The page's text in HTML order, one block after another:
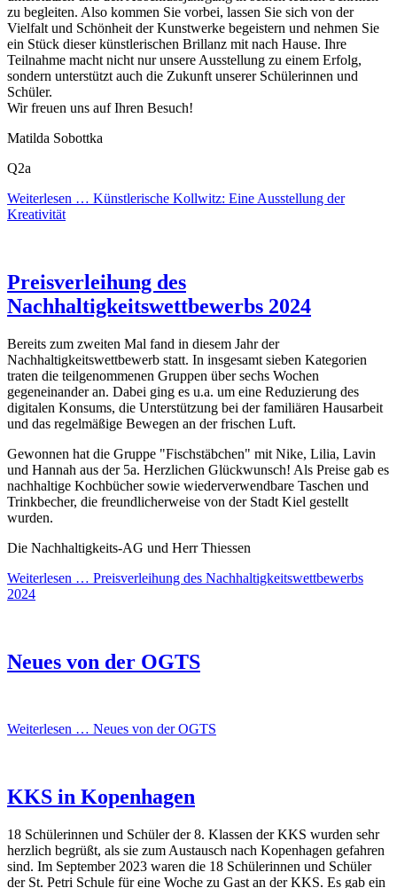
zu begleiten. Also kommen Sie vorbei, lassen Sie sich von der
Vielfalt und Schönheit der Kunstwerke begeistern und nehmen Sie
ein Stück dieser künstlerischen Brillanz mit nach Hause. Ihre
Teilnahme macht nicht nur unsere Ausstellung zu einem Erfolg,
sondern unterstützt auch die Zukunft unserer Schülerinnen und
Schüler.
Wir freuen uns auf Ihren Besuch!
Matilda Sobottka
Q2a
Weiterlesen … Künstlerische Kollwitz: Eine Ausstellung der
Kreativität
Preisverleihung des
Nachhaltigkeitswettbewerbs 2024
Bereits zum zweiten Mal fand in diesem Jahr der
Nachhaltigkeitswettbewerb statt. In insgesamt sieben Kategorien
traten die teilgenommenen Gruppen über sechs Wochen
gegeneinander an. Dabei ging es u.a. um eine Reduzierung des
digitalen Konsums, die Unterstützung bei der familiären Hausarbeit
und das regelmäßige Bewegen an der frischen Luft.
Gewonnen hat die Gruppe "Fischstäbchen" mit Nike, Lilia, Lavin
und Hannah aus der 5a. Herzlichen Glückwunsch! Als Preise gab es
nachhaltige Kochbücher sowie wiederverwendbare Taschen und
Trinkbecher, die freundlicherweise von der Stadt Kiel gestellt
wurden.
Die Nachhaltigkeits-AG und Herr Thiessen
Weiterlesen … Preisverleihung des Nachhaltigkeitswettbewerbs
2024
Neues von der OGTS
Weiterlesen … Neues von der OGTS
KKS in Kopenhagen
18 Schülerinnen und Schüler der 8. Klassen der KKS wurden sehr
herzlich begrüßt, als sie zum Austausch nach Kopenhagen gefahren
sind. Im September 2023 waren die 18 Schülerinnen und Schüler
der St. Petri Schule für eine Woche zu Gast an der KKS. Es gab ein